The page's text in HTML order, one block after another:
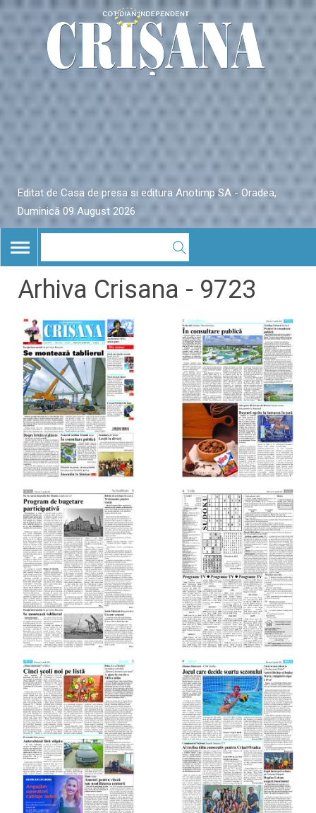
Editat de Casa de presa si editura Anotimp SA - Oradea,
Duminică 09 August 2026
TOGGLE
NAVIGATION
Arhiva Crisana - 9723